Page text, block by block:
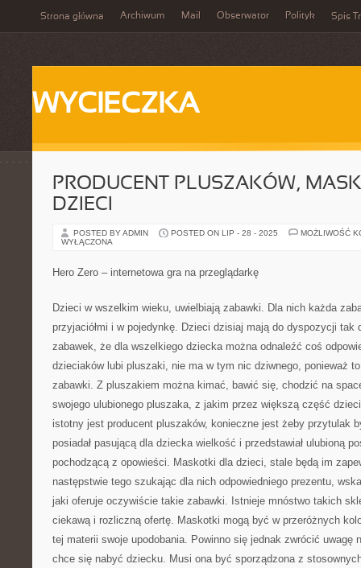
Strona główna Archiwum Mail Obserwator Polityk Spis
WYCIECZKA
PRODUCENT PLUSZAKÓW,
DZIECI
POSTED BY ADMIN POSTED ON LIP - 28 - 2025
MOŻLIWOŚĆ
WYŁĄCZONA
Hero Zero – internetowa gra na przeglądarkę
Dzieci w wszelkim wieku, uwielbiają zabawki. Dla nich każda
przyjaciółmi i w pojedynkę. Dzieci dzisiaj mają do dyspozycji tak
zabawek, że dla wszelkiego dziecka można odnaleźć coś
dzieciaków lubi pluszaki, nie ma w tym nic dziwnego, ponieważ
zabawki. Z pluszakiem można kimać, bawić się, chodzić na
swojego ulubionego pluszaka, z jakim przez większą część
istotny jest producent pluszaków, konieczne jest żeby przytulak
posiadał pasującą dla dziecka wielkość i przedstawiał ulubioną
pochodzącą z opowieści. Maskotki dla dzieci, stale będą im
następstwie tego szukając dla nich odpowiedniego prezentu,
jaki oferuje oczywiście takie zabawki. Istnieje mnóstwo takich
ciekawą i rozliczną ofertę. Maskotki mogą być w przeróżnych
tej materii swoje upodobania. Powinno się jednak zwrócić uwagę
chce się nabyć dziecku. Musi ona być sporządzona z